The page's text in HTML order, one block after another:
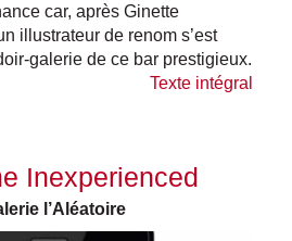
car, après Ginette
illustrateur de renom s’est
galerie de ce bar prestigieux.
Texte intégral
Inexperienced
l’Aléatoire